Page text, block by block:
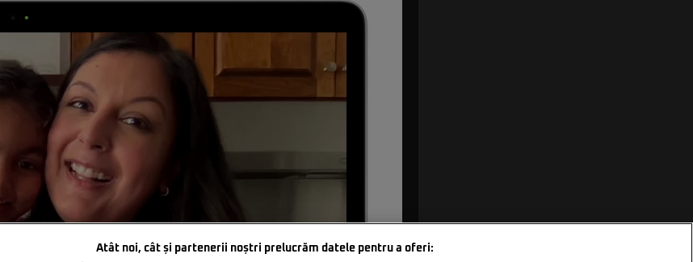
Atât noi, cât și partenerii noștri prelucrăm datele pentru a oferi: